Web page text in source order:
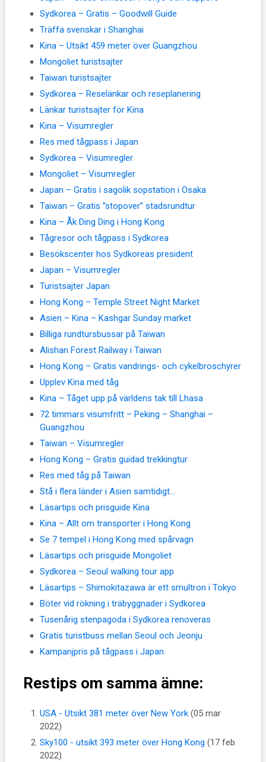
Sydkorea – Gratis – Goodwill Guide
Träffa svenskar i Shanghai
Kina – Utsikt 459 meter över Guangzhou
Mongoliet turistsajter
Taiwan turistsajter
Sydkorea – Reselänkar och reseplanering
Länkar turistsajter för Kina
Kina – Visumregler
Res med tågpass i Japan
Sydkorea – Visumregler
Mongoliet – Visumregler
Japan – Gratis i sagolik sopstation i Osaka
Taiwan – Gratis ”stopover” stadsrundtur
Kina – Åk Ding Ding i Hong Kong
Tågresor och tågpass i Sydkorea
Besökscenter hos Sydkoreas president
Japan – Visumregler
Turistsajter Japan
Hong Kong – Temple Street Night Market
Asien – Kina – Kashgar Sunday market
Billiga rundtursbussar på Taiwan
Alishan Forest Railway i Taiwan
Hong Kong – Gratis vandrings- och cykelbroschyrer
Upplev Kina med tåg
Kina – Tåget upp på världens tak till Lhasa
72 timmars visumfritt – Peking – Shanghai –
Guangzhou
Taiwan – Visumregler
Hong Kong – Gratis guidad trekkingtur
Res med tåg på Taiwan
Stå i flera länder i Asien samtidigt…
Läsartips och prisguide Kina
Kina – Allt om transporter i Hong Kong
Se 7 tempel i Hong Kong med spårvagn
Läsartips och prisguide Mongoliet
Sydkorea – Seoul walking tour app
Läsartips – Shimokitazawa är ett smultron i Tokyo
Böter vid rökning i träbyggnader i Sydkorea
Tusenårig stenpagoda i Sydkorea renoveras
Gratis turistbuss mellan Seoul och Jeonju
Kampanjpris på tågpass i Japan
Restips om samma ämne:
USA - Utsikt 381 meter över New York (05 mar
2022)
Sky100 - utsikt 393 meter över Hong Kong (17 feb
2022)